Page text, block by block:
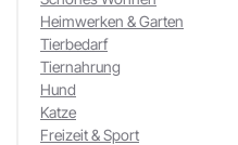
Heimwerken & Garten
Tierbedarf
Tiernahrung
Hund
Katze
Freizeit & Sport